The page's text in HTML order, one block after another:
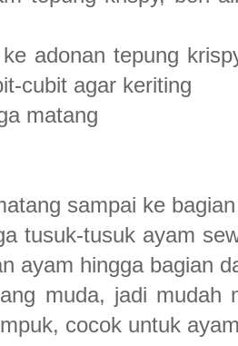
adonan tepung
cubit agar keriting
matang
sampai ke
tusuk-tusuk ayam
ayam hingga bagian
muda, jadi mudah
cocok untuk